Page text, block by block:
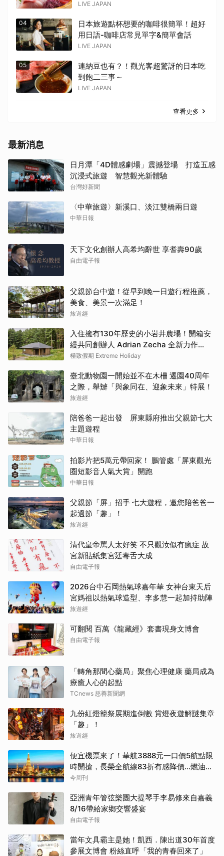
LIVE JAPAN
04
日本旅遊點杯想要的咖啡很簡單！超好
用日語-咖啡店常見單字&簡單會話
LIVE JAPAN
05
連納豆也有？！觀光客超驚訝的日本吃
到飽二三事～
LIVE JAPAN
查看更多
最新消息
日月潭「4D體感劇場」震撼登場 打造五感
沉浸式旅遊 智慧觀光新體驗
台灣好新聞
〈中華旅遊〉新溪口、淡江雙橋兩日遊
中華日報
天下文化創辦人高希均辭世 享耆壽90歲
自由電子報
父親節台中遊！從早到晚一日遊行程推薦，
美食、美景一次滿足！
旅遊經
入住擁有130年歷史的小岩井農場！開箱安
縵共同創辦人 Adrian Zecha 全新力作
「AZUMA FARM KOIWAI」體驗最高級的
極致假期 Extreme Holiday
臺北動物園一開始並不在木柵 遷園40周年
之際，舉辧「與象同在、迎象未來」特展！
旅遊經
陪爸爸一起出發 屏東縣府推出父親節七大
主題遊程
中華日報
拍影片把5萬元帶回家！ 鵬管處「屏東觀光
圈短影音人氣大賞」開跑
中華日報
父親節「屏」招手 七大遊程，邀您陪爸爸一
起過節「趣」！
旅遊經
清代皇帝罵人太好笑 不只觀汝似有瘋症 故
宮新貼紙集宮廷毒舌大成
自由電子報
2026台中石岡熱氣球嘉年華 女神台東天后
宮媽祖以熱氣球造型、李多慧一起加持助陣
旅遊經
可翻閱 百萬《龍藏經》套書現身文博會
自由電子報
「轉角那間心藥局」聚焦心理健康 藥局成為
療癒人心的起點
TCnews 慈善新聞網
九份紅燈籠祭展期進倒數 賞燈夜遊解謎集章
「趣」！
旅遊經
便宜機票來了！華航3888元一口價5航點限
時開搶，長榮全航線83折有感降價…燃油稅
8/9調漲早買早省
今周刊
亞洲青年管弦樂團大提琴手李易修來自嘉義
8/16帶給家鄉交響盛宴
自由電子報
當年文具霸主是她！凱西．陳出道30年首度
參展文博會 粉絲直呼「我的青春回來了」